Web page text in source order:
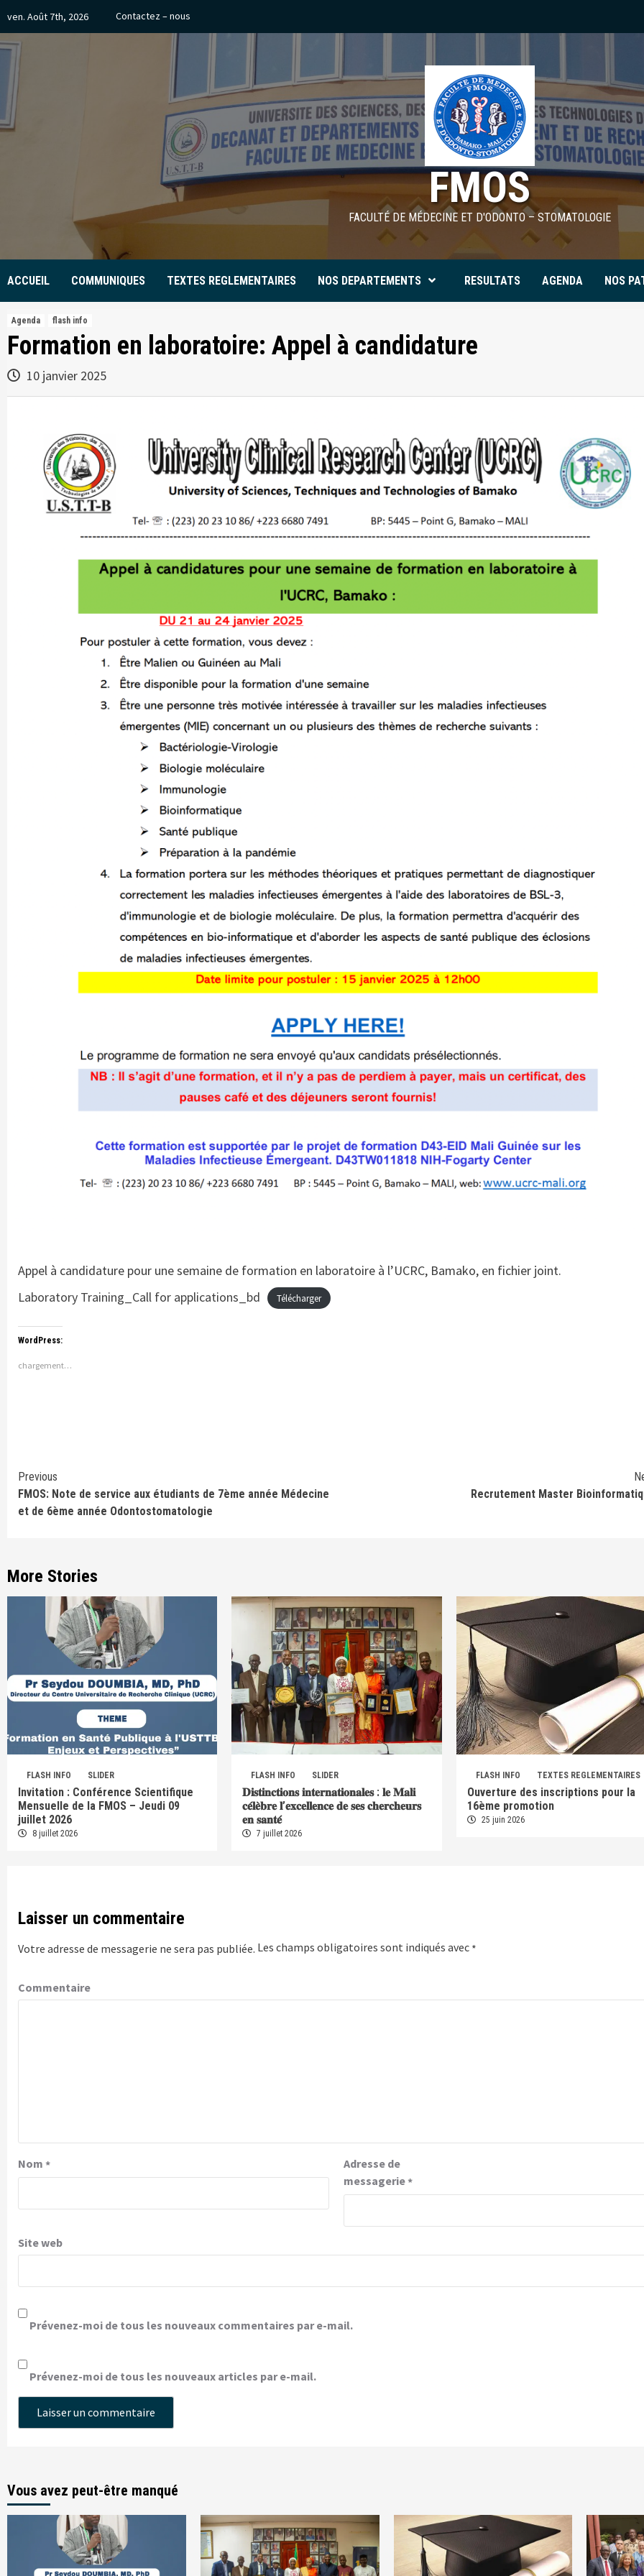
content
ven. Août 7th, 2026 Contactez – nous
FMOS
FACULTÉ DE MÉDECINE ET D'ODONTO – STOMATOLOGIE
ACCUEIL COMMUNIQUES TEXTES REGLEMENTAIRES NOS DEPARTEMENTS RESULTATS AGENDA NOS
Agenda flash info
Formation en laboratoire: Appel à candidature
10 janvier 2025
Appel à candidature pour une semaine de formation en laboratoire à l’UCRC, Bamako, en fichier joint.
Laboratory Training_Call for applications_bd
Télécharger
WordPress:
chargement…
Continue
Reading
Previous
FMOS: Note de service aux étudiants de 7ème année Médecine
et de 6ème année Odontostomatologie
Recrutement Master
More Stories
FLASH INFO SLIDER
Invitation : Conférence Scientifique
Mensuelle de la FMOS – Jeudi 09
juillet 2026
8 juillet 2026
FLASH INFO SLIDER
𝐃𝐢𝐬𝐭𝐢𝐧𝐜𝐭𝐢𝐨𝐧𝐬 𝐢𝐧𝐭𝐞𝐫𝐧𝐚𝐭𝐢𝐨𝐧𝐚𝐥𝐞𝐬 : 𝐥𝐞 𝐌𝐚𝐥𝐢
𝐜𝐞́𝐥𝐞̀𝐛𝐫𝐞 𝐥’𝐞𝐱𝐜𝐞𝐥𝐥𝐞𝐧𝐜𝐞 𝐝𝐞 𝐬𝐞𝐬 𝐜𝐡𝐞𝐫𝐜𝐡𝐞𝐮𝐫𝐬
𝐞𝐧 𝐬𝐚𝐧𝐭𝐞́
7 juillet 2026
FLASH INFO TEXTES REGLEMENTAIRES
Ouverture des inscriptions pour la
16ème promotion
25 juin 2026
Laisser un commentaire
Votre adresse de messagerie ne sera pas publiée. Les champs obligatoires sont indiqués avec *
Commentaire
Nom *
Adresse de
messagerie*
Site web
Prévenez-moi de tous les nouveaux commentaires par e-mail.
Prévenez-moi de tous les nouveaux articles par e-mail.
Vous avez peut-être manqué